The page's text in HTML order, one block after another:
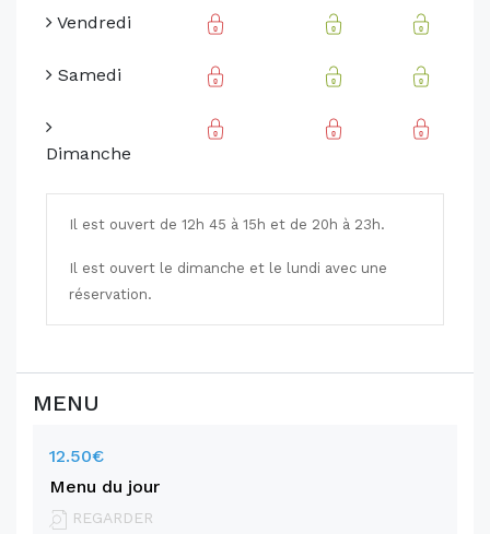
Vendredi
Samedi
Dimanche
Il est ouvert de 12h 45 à 15h et de 20h à 23h.
Il est ouvert le dimanche et le lundi avec une
réservation.
MENU
12.50€
Menu du jour
REGARDER